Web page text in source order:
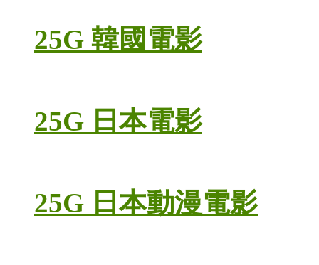
25G 韓國電影
25G 日本電影
25G 日本動漫電影